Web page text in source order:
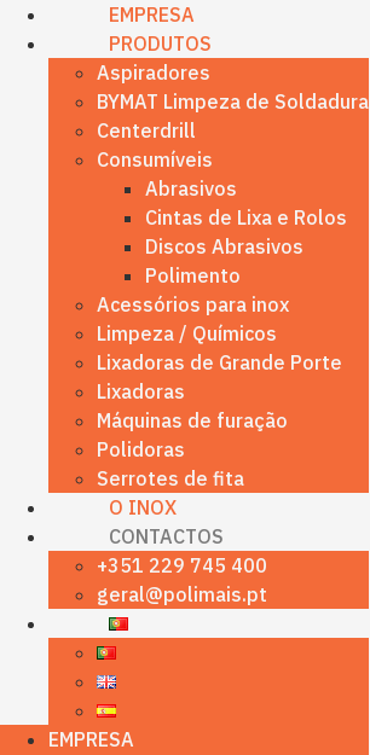
content
EMPRESA
PRODUTOS
Aspiradores
BYMAT Limpeza de Soldadura
Centerdrill
Consumíveis
Abrasivos
Cintas de Lixa e Rolos
Discos Abrasivos
Polimento
Acessórios para inox
Limpeza / Químicos
Lixadoras de Grande Porte
Lixadoras
Máquinas de furação
Polidoras
Serrotes de fita
O INOX
CONTACTOS
+351 229 745 400
geral@polimais.pt
EMPRESA